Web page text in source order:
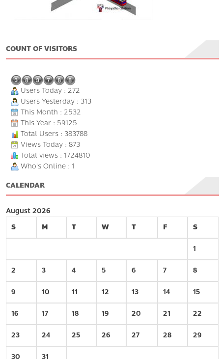
COUNT OF VISITORS
Users Today : 272
Users Yesterday : 313
This Month : 2532
This Year : 59125
Total Users : 383788
Views Today : 873
Total views : 1724810
Who's Online : 1
CALENDAR
August 2026
S
M T W T F S
1
2 3 4 5 6 7 8
9 10 11 12 13 14 15
16 17 18 19 20 21 22
23 24 25 26 27 28 29
30 31